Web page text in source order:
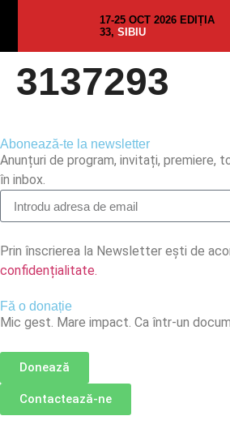
17-25 OCT 2026 EDIȚIA
33, SIBIU
3137293
Abonează-te la newsletter
Anunțuri de program, invitați, premiere,
în inbox.
Prin înscrierea la Newsletter ești de
confidențialitate.
Fă o donație
Mic gest. Mare impact. Ca într-un
Donează
Contactează-ne